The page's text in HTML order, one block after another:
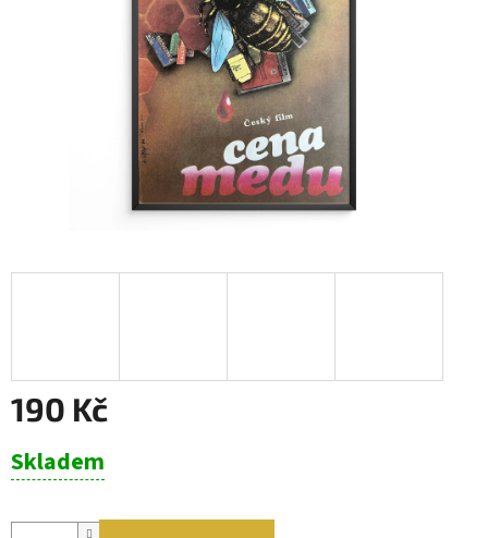
190 Kč
cena:
Skladem